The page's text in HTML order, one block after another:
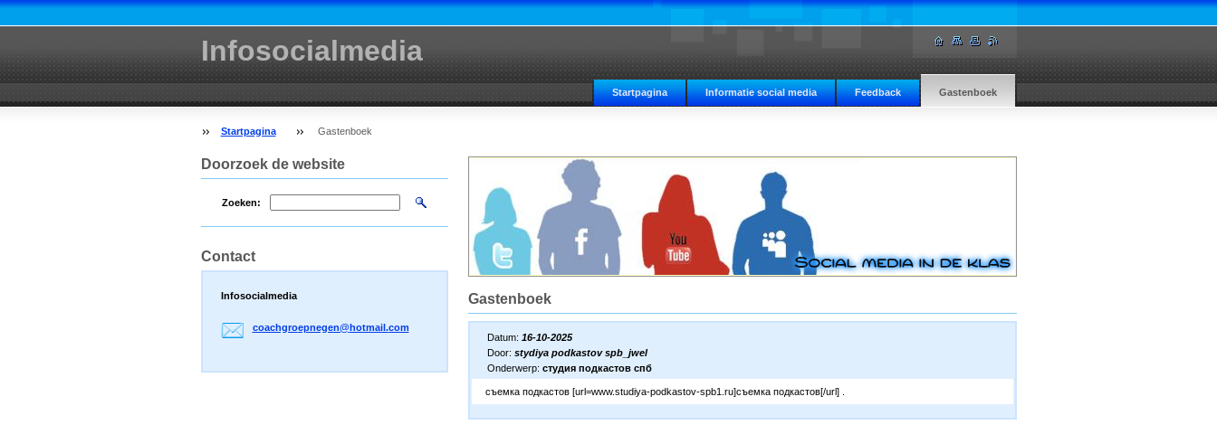
Infosocialmedia
Startpagina Informatie social media Feedback Gastenboek
Startpagina Gastenboek
Gastenboek
Datum: 16-10-2025
Door: stydiya podkastov spb_jwel
Onderwerp: студия подкастов спб
съемка подкастов [url=www.studiya-podkastov-spb1.ru]съемка подкастов[/url] .
Doorzoek de website
Zoeken:
Contact
Infosocialmedia
coachgroepnegen@hotmail.com